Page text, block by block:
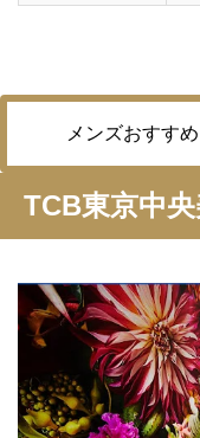
メンズおすすめ
TCB東京中